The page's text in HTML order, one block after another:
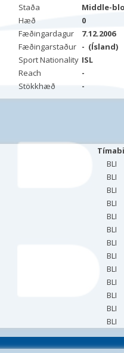
Staða
Middle-
Hæð
0
Fæðingardagur
7.12.2006
Fæðingarstaður - (Ísland)
Sport Nationality ISL
Reach
-
Stökkhæð
-
BLI
BLI
BLI
BLI
BLI
BLI
BLI
BLI
BLI
BLI
BLI
BLI
BLI